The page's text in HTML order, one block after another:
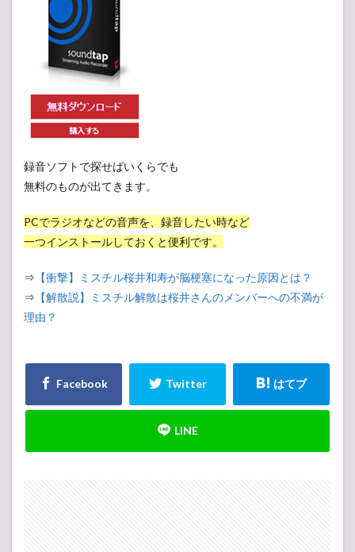
録音ソフトで探せばいくらでも
無料のものが出てきます。
PCでラジオなどの音声を、録音したい時など
一つインストールしておくと便利です。
⇒ 【衝撃】ミスチル桜井和寿が脳梗塞になった原因とは？
⇒ 【解散説】ミスチル解散は桜井さんのメンバーへの不満が
理由？